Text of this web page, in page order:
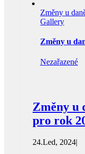
Změny u
Gallery
Změny u
Nezařazené
Změny u
pro rok
24.Led, 2024|